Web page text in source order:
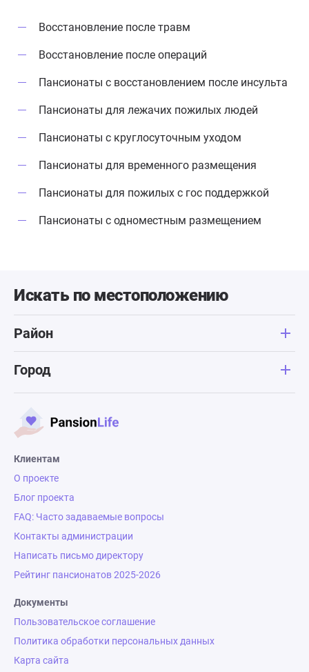
Восстановление после травм
Восстановление после операций
Пансионаты с восстановлением после инсульта
Пансионаты для лежачих пожилых людей
Пансионаты с круглосуточным уходом
Пансионаты для временного размещения
Пансионаты для пожилых с гос поддержкой
Пансионаты с одноместным размещением
Искать по местоположению
Район
Город
Клиентам
О проекте
Блог проекта
FAQ: Часто задаваемые вопросы
Контакты администрации
Написать письмо директору
Рейтинг пансионатов 2025-2026
Документы
Пользовательское соглашение
Политика обработки персональных данных
Карта сайта